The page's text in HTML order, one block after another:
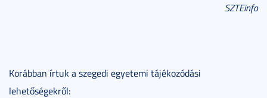
SZTEinfo
Korábban írtuk a szegedi egyetemi tájékozódási
lehetőségekről: